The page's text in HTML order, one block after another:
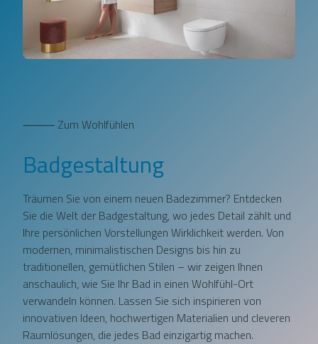
⸻ Zum Wohlfühlen
Badgestaltung
Träumen Sie von einem neuen Badezimmer? Entdecken
Sie die Welt der Badgestaltung, wo jedes Detail zählt und
Ihre persönlichen Vorstellungen Wirklichkeit werden. Von
modernen, minimalistischen Designs bis hin zu
traditionellen, gemütlichen Stilen – wir zeigen Ihnen
anschaulich, wie Sie Ihr Bad in einen Wohlfühl-Ort
verwandeln können. Lassen Sie sich inspirieren von
innovativen Ideen, hochwertigen Materialien und cleveren
Raumlösungen, die jedes Bad einzigartig machen.